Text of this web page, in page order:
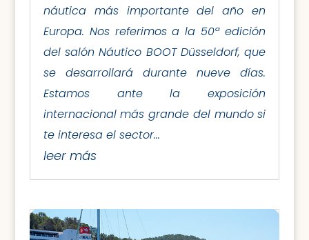
náutica más importante del año en
Europa. Nos referimos a la 50ª edición
del salón Náutico BOOT Düsseldorf, que
se desarrollará durante nueve días.
Estamos ante la exposición
internacional más grande del mundo si
te interesa el sector...
leer más